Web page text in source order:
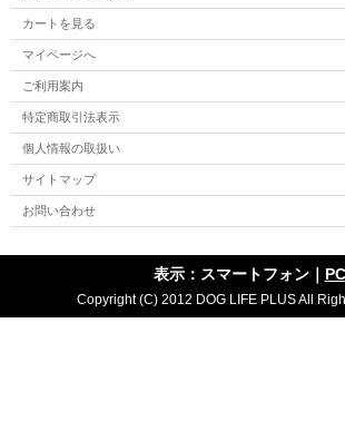
カートを見る
マイページへ
ご利用案内
特定商取引法表示
個人情報の取扱い
サイトマップ
お問い合わせ
表示：スマートフォン｜ PC
Copyright (C) 2012 DOG LIFE PLUS All